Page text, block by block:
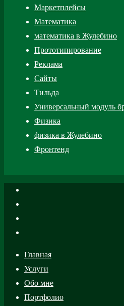
Маркетплейсы
Математика
математика в Жулебино
Прототипирование
Реклама
Сайты
Тильда
Универсальный модуль
Физика
физика в Жулебино
Фронтенд
Главная
Услуги
Обо мне
Портфолио